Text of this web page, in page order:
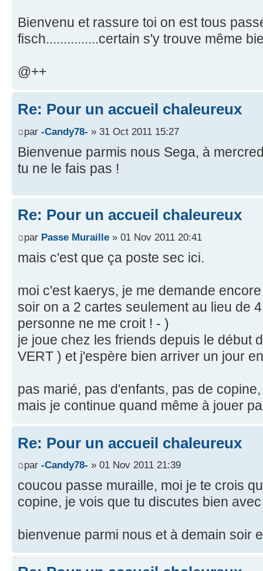
Bienvenu et rassure toi on est tous
fisch...............certain s'y trouve même
@++
Re: Pour un accueil chaleureux
par -Candy78- » 31 Oct 2011 15:27
Bienvenue parmis nous Sega, à
tu ne le fais pas !
Re: Pour un accueil chaleureux
par Passe Muraille » 01 Nov 2011 20:41
mais c'est que ça poste sec ici.
moi c'est kaerys, je me demande
soir on a 2 cartes seulement au lieu de
personne ne me croit ! - )
je joue chez les friends depuis le début
VERT ) et j'espère bien arriver un jour
pas marié, pas d'enfants, pas de
mais je continue quand même à jouer
Re: Pour un accueil chaleureux
par -Candy78- » 01 Nov 2011 21:39
coucou passe muraille, moi je te crois
copine, je vois que tu discutes bien
bienvenue parmi nous et à demain soir